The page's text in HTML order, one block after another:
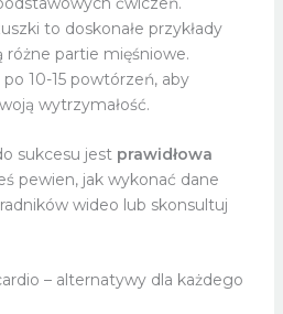
to doskonałe przykłady
różne partie mięśniowe.
10-15 powtórzeń, aby
wytrzymałość.
sukcesu jest prawidłowa
pewien, jak wykonać dane
wideo lub skonsultuj
– alternatywy dla każdego